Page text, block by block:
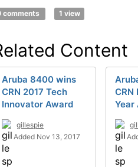
comments 1 view
Content
Aruba 8400 wins
CRN 2017 Tech
Innovator Award
gillespie
Added Nov 13, 2017
CRN
Year